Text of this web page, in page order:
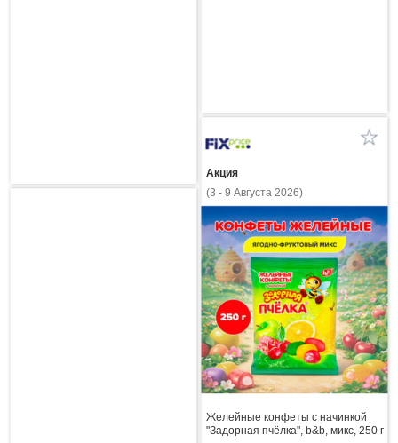
Акция
(3 - 9 Августа 2026)
Желейные конфеты с начинкой
"Задорная пчёлка", b&b, микс, 250 г